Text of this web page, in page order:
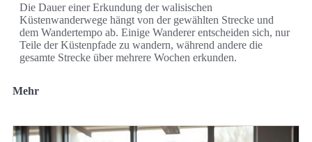
Die Dauer einer Erkundung der walisischen
Küstenwanderwege hängt von der gewählten Strecke und
dem Wandertempo ab. Einige Wanderer entscheiden sich, nur
Teile der Küstenpfade zu wandern, während andere die
gesamte Strecke über mehrere Wochen erkunden.
Mehr